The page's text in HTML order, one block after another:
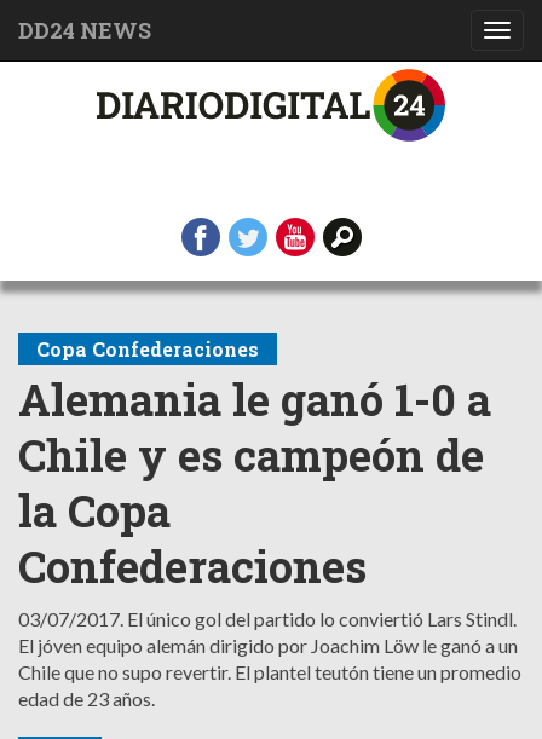
DD24 NEWS
Copa Confederaciones
Alemania le ganó 1-0 a
Chile y es campeón de
la Copa
Confederaciones
03/07/2017. El único gol del partido lo conviertió Lars Stindl.
El jóven equipo alemán dirigido por Joachim Löw le ganó a un
Chile que no supo revertir. El plantel teutón tiene un promedio
edad de 23 años.